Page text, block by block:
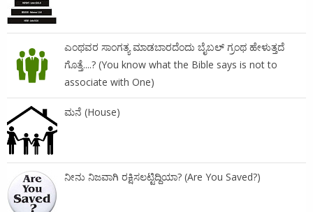
ಎಂಥವರ ಸಾಂಗತ್ಯ ಮಾಡಬಾರದೆಂದು ಬೈಬಲ್ ಗ್ರಂಥ ಹೇಳುತ್ತದೆ
ಗೊತ್ತೆ....? (You know what the Bible says is not to
associate with One)
ಮನೆ (House)
ನೀನು ನಿಜವಾಗಿ ರಕ್ಷಿಸಲಟ್ಟಿದ್ದಿಯಾ? (Are You Saved?)